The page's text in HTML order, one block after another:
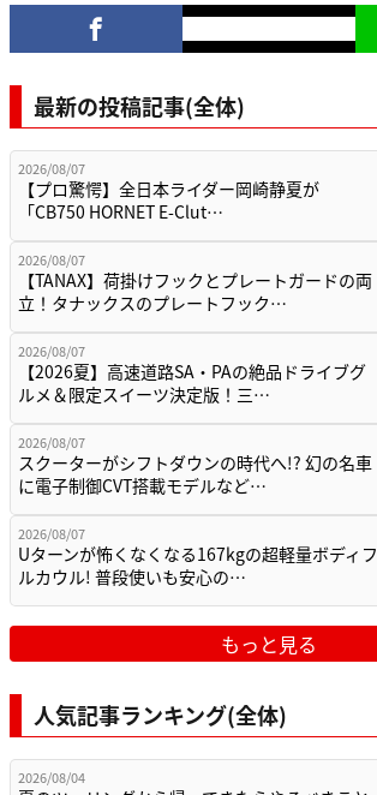
最新の投稿記事(全体)
2026/08/07
【プロ驚愕】全日本ライダー岡崎静夏が
「CB750 HORNET E-Clut…
2026/08/07
【TANAX】荷掛けフックとプレートガードの両
立！タナックスのプレートフック…
2026/08/07
【2026夏】高速道路SA・PAの絶品ドライブグ
ルメ＆限定スイーツ決定版！三…
2026/08/07
スクーターがシフトダウンの時代へ!? 幻の名車
に電子制御CVT搭載モデルなど…
2026/08/07
Uターンが怖くなくなる167kgの超軽量ボディフ
ルカウル! 普段使いも安心の…
もっと見る
人気記事ランキング(全体)
2026/08/04